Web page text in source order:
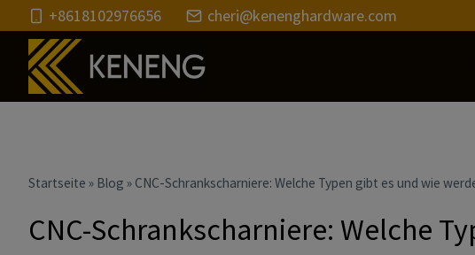
Inhalt
+8618102976656 cheri@kenenghardware.com
Startseite » Blog » CNC-Schrankscharniere: Welche Typen gibt es und wie
CNC-Schrankscharniere: Welche